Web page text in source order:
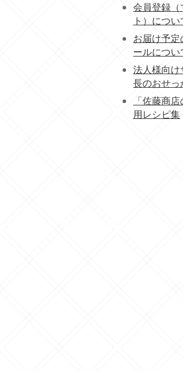
会員登録（
ト）につい
お届け予定
ールについ
法人様向け
長のおせっ
「佐藤商
用レシピ集